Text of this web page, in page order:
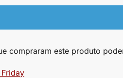
compraram este produto